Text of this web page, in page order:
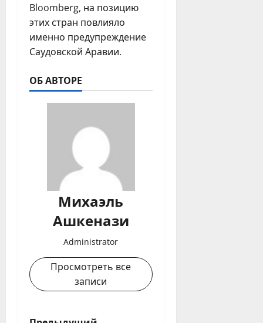
Bloomberg, на позицию
этих стран повлияло
именно предупреждение
Саудовской Аравии.
ОБ АВТОРЕ
Михаэль
Ашкенази
Administrator
Просмотреть все
записи